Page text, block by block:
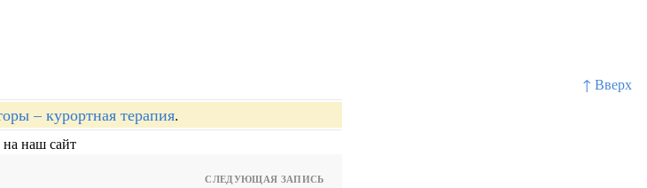
↑ Вверх
– курортная терапия.
на наш сайт
СЛЕДУЮЩАЯ ЗАПИСЬ